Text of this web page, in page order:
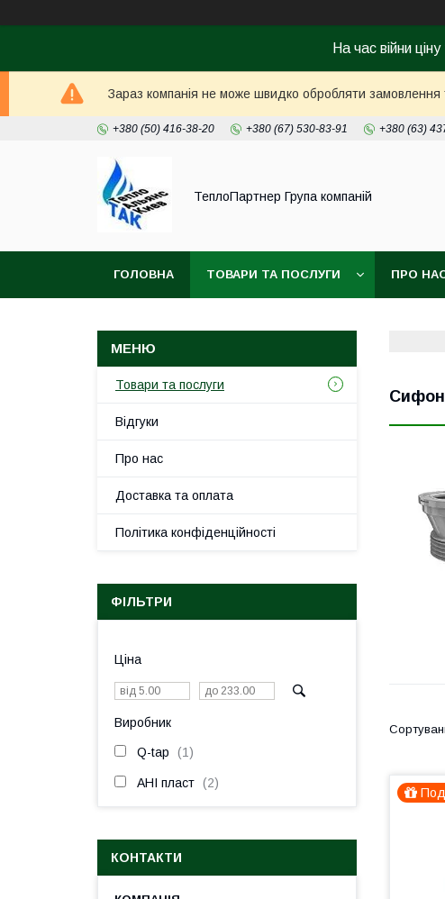
На час війни
Зараз компанія не може швидко обробляти замовлення
+380 (50) 416-38-20 +380 (67) 530-83-91 +380 (63)
ТеплоПартнер Група компаній
ГОЛОВНА ТОВАРИ ТА ПОСЛУГИ ПРО
Товари та послуги
Відгуки
Про нас
Доставка та оплата
Політика конфіденційності
ФІЛЬТРИ
Ціна
Виробник
Q-tap 1
АНІ пласт 2
КОНТАКТИ